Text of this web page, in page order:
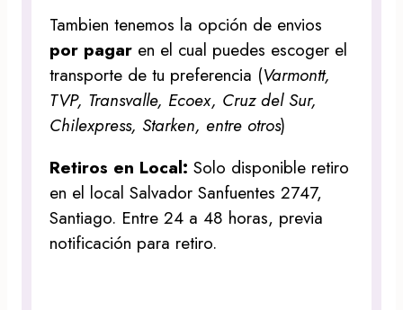
Tambien tenemos la opción de envios
por pagar en el cual puedes escoger el
transporte de tu preferencia (Varmontt,
TVP, Transvalle, Ecoex, Cruz del Sur,
Chilexpress, Starken, entre otros)
Retiros en Local:Solo disponible retiro
en el local Salvador Sanfuentes 2747,
Santiago. Entre 24 a 48 horas, previa
notificación para retiro.